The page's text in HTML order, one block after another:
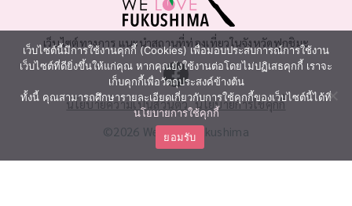
เว็บไซต์ทางการ แนะนำสถานที่ท่องเที่ยวในจังหวัดฟุกุชิมะ
นโยบายความเป็นส่วนตัว นโยบายการใช้คุกกี้
©2026 We Love Fukushima
เว็บไซต์นี้มีการใช้งานคุกกี้ (Cookies) เพื่อมอบประสบการณ์การใช้งาน
เว็บไซต์ที่ดียิ่งขึ้นให้แก่คุณ หากคุณยังใช้งานต่อโดยไม่ปฏิเสธคุกกี้ เราจะ
เก็บคุกกี้เพื่อวัตถุประสงค์ข้างต้น
ทั้งนี้ คุณสามารถศึกษารายละเอียดเกี่ยวกับการใช้คุกกี้ของเว็บไซต์นี้ได้ที่
นโยบายการใช้คุกกี้
ยอมรับ